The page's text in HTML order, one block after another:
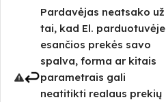
Pardavėjas neatsako už
tai, kad El. parduotuvėje
esančios prekės savo
spalva, forma ar kitais
parametrais gali
neatitikti realaus prekių